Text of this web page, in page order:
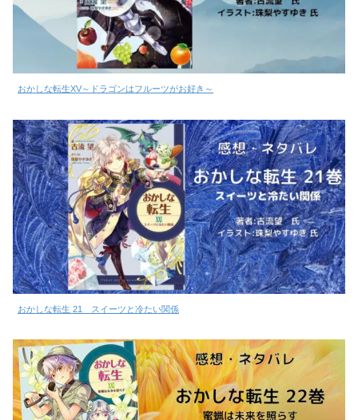
おかしな転生XV～ドラゴンはフルーツがお好き～
おかしな転生 21 スイーツと冷たい関係